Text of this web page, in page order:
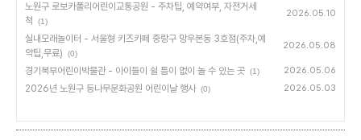
노원구 로보카폴리어린이교통공원 - 주차팁, 예약여부, 자전거세
척
(1)
2026.05.10
실내모래놀이터 - 서울형 키즈카페 중랑구 망우본동 3호점(주차,예
약팁,무료)
(0)
2026.05.08
경기북부어린이박물관 - 아이들이 쉴 틈이 없이 놀 수 있는 곳 (1) 2026.05.06
2026년 노원구 등나무문화공원 어린이날 행사 (0) 2026.05.03